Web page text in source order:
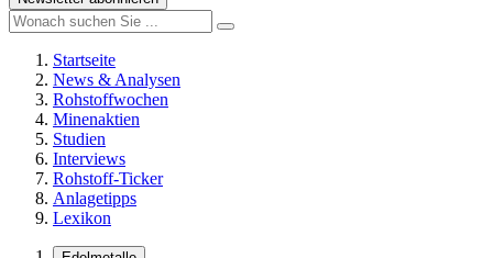
Startseite
News & Analysen
Rohstoffwochen
Minenaktien
Studien
Interviews
Rohstoff-Ticker
Anlagetipps
Lexikon